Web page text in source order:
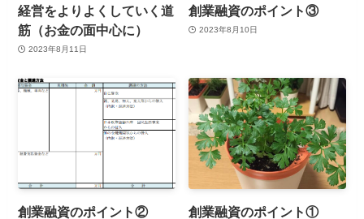
経営をよりよくしていく道
筋（お金の面中心に）
2023年8月11日
創業融資のポイント③
2023年8月10日
創業融資のポイント② 創業融資のポイント①